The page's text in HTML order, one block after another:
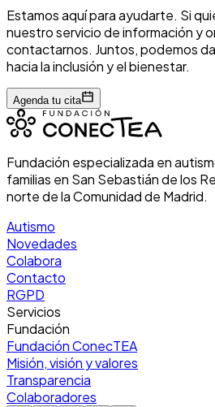
Estamos aquí para ayudarte. Si
nuestro servicio de información y
contactarnos. Juntos, podemos
hacia la inclusión y el bienestar.
Agenda tu cita
Fundación especializada en
familias en San Sebastián de los
norte de la Comunidad de Madrid.
Autismo
Novedades
Colabora
Contacto
RGPD
Servicios
Fundación
Fundación ConecTEA
Misión, visión y valores
Transparencia
Colaboradores